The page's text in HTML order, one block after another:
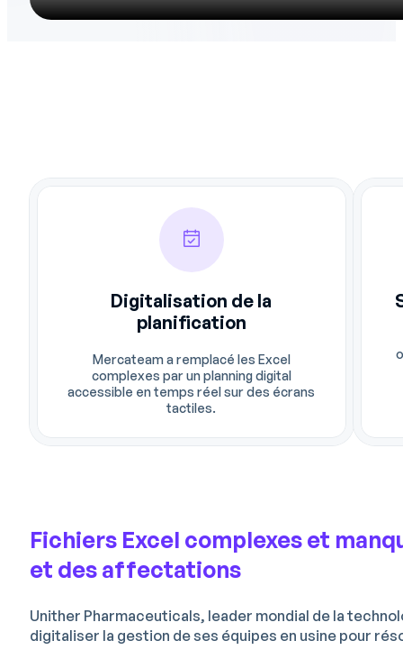
Digitalisation de la
planification
Mercateam a remplacé les Excel
complexes par un planning digital
accessible en temps réel sur des écrans
tactiles.
Fichiers Excel complexes et
et des affectations
Unither Pharmaceuticals, leader mondial de la
digitaliser la gestion de ses équipes en usine pour